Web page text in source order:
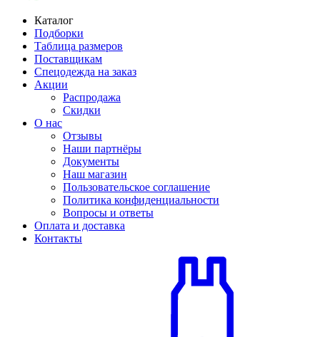
Каталог
Подборки
Таблица размеров
Поставщикам
Спецодежда на заказ
Акции
Распродажа
Скидки
О нас
Отзывы
Наши партнёры
Документы
Наш магазин
Пользовательское соглашение
Политика конфиденциальности
Вопросы и ответы
Оплата и доставка
Контакты